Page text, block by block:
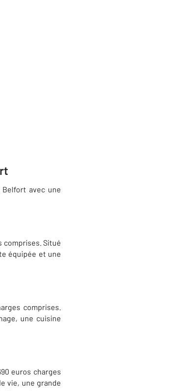
Belfort avec une
comprises. Situé
équipée et une
comprises.
une cuisine
euros charges
vie, une grande